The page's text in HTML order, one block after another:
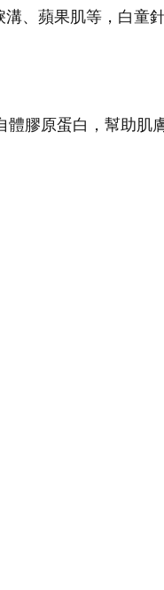
、蘋果肌等，白童
膠原蛋白，幫助肌